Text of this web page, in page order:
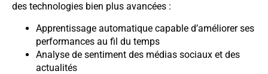
des technologies bien plus avancées :
Apprentissage automatique capable d’améliorer ses
performances au fil du temps
Analyse de sentiment des médias sociaux et des
actualités